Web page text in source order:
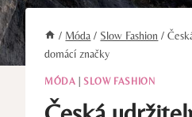
/ Móda / Slow Fashion /
domácí značky
MÓDA SLOW FASHION